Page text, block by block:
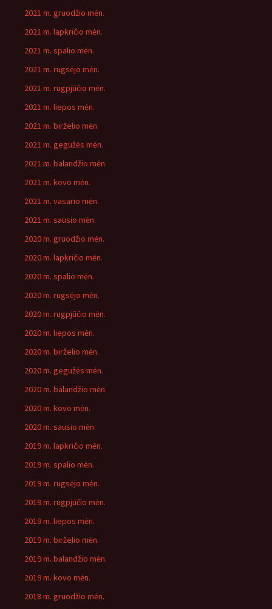
2021 m. gruodžio mėn.
2021 m. lapkričio mėn.
2021 m. spalio mėn.
2021 m. rugsėjo mėn.
2021 m. rugpjūčio mėn.
2021 m. liepos mėn.
2021 m. birželio mėn.
2021 m. gegužės mėn.
2021 m. balandžio mėn.
2021 m. kovo mėn.
2021 m. vasario mėn.
2021 m. sausio mėn.
2020 m. gruodžio mėn.
2020 m. lapkričio mėn.
2020 m. spalio mėn.
2020 m. rugsėjo mėn.
2020 m. rugpjūčio mėn.
2020 m. liepos mėn.
2020 m. birželio mėn.
2020 m. gegužės mėn.
2020 m. balandžio mėn.
2020 m. kovo mėn.
2020 m. sausio mėn.
2019 m. lapkričio mėn.
2019 m. spalio mėn.
2019 m. rugsėjo mėn.
2019 m. rugpjūčio mėn.
2019 m. liepos mėn.
2019 m. birželio mėn.
2019 m. balandžio mėn.
2019 m. kovo mėn.
2018 m. gruodžio mėn.